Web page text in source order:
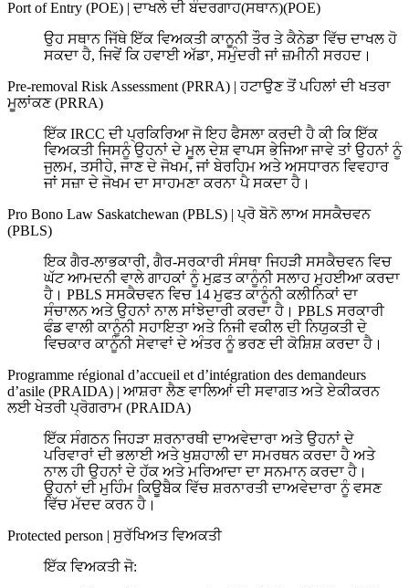
Port of Entry (POE) | ਦਾਖਲੇ ਦੀ ਬੰਦਰਗਾਹ(ਸਥਾਨ)(POE)
ਉਹ ਸਥਾਨ ਜਿੱਥੇ ਇੱਕ ਵਿਅਕਤੀ ਕਾਨੂਨੀ ਤੌਰ ਤੇ ਕੈਨੇਡਾ ਵਿੱਚ ਦਾਖਲ ਹੋ
ਸਕਦਾ ਹੈ, ਜਿਵੇਂ ਕਿ ਹਵਾਈ ਅੱਡਾ, ਸਮੁੰਦਰੀ ਜਾਂ ਜ਼ਮੀਨੀ ਸਰਹਦ।
Pre-removal Risk Assessment (PRRA) | ਹਟਾਉਣ ਤੋਂ ਪਹਿਲਾਂ ਦੀ ਖਤਰਾ
ਮੂਲਾਂਕਣ (PRRA)
ਇੱਕ IRCC ਦੀ ਪ੍ਰਕਿਰਿਆ ਜੋ ਇਹ ਫੈਸਲਾ ਕਰਦੀ ਹੈ ਕੀ ਕਿ ਇੱਕ
ਵਿਅਕਤੀ ਜਿਸਨੂੰ ਉਹਨਾਂ ਦੇ ਮੂਲ ਦੇਸ਼ ਵਾਪਸ ਭੇਜਿਆ ਜਾਵੇ ਤਾਂ ਉਹਨਾਂ ਨੂੰ
ਜੁਲਮ, ਤਸੀਹੇ, ਜਾਣ ਦੇ ਜੋਖਮ, ਜਾਂ ਬੇਰਹਿਮ ਅਤੇ ਅਸਧਾਰਨ ਵਿਵਹਾਰ
ਜਾਂ ਸਜ਼ਾ ਦੇ ਜੋਖਮ ਦਾ ਸਾਹਮਣਾ ਕਰਨਾ ਪੈ ਸਕਦਾ ਹੈ।
Pro Bono Law Saskatchewan (PBLS) | ਪ੍ਰੋ ਬੋਨੋ ਲਾਅ ਸਸਕੈਚਵਨ
(PBLS)
ਇਕ ਗੈਰ-ਲਾਭਕਾਰੀ, ਗੈਰ-ਸਰਕਾਰੀ ਸੰਸਥਾ ਜਿਹੜੀ ਸਸਕੈਚਵਨ ਵਿਚ
ਘੱਟ ਆਮਦਨੀ ਵਾਲੇ ਗਾਹਕਾਂ ਨੂੰ ਮੁਫ਼ਤ ਕਾਨੂੰਨੀ ਸਲਾਹ ਮੁਹਈਆ ਕਰਦਾ
ਹੈ। PBLS ਸਸਕੈਚਵਨ ਵਿਚ 14 ਮੁਫਤ ਕਾਨੂੰਨੀ ਕਲੀਨਿਕਾਂ ਦਾ
ਸੰਚਾਲਨ ਅਤੇ ਉਹਨਾਂ ਨਾਲ ਸਾਂਝੇਦਾਰੀ ਕਰਦਾ ਹੈ। PBLS ਸਰਕਾਰੀ
ਫੰਡ ਵਾਲੀ ਕਾਨੂੰਨੀ ਸਹਾਇਤਾ ਅਤੇ ਨਿਜੀ ਵਕੀਲ ਦੀ ਨਿਯੁਕਤੀ ਦੇ
ਵਿਚਕਾਰ ਕਾਨੂੰਨੀ ਸੇਵਾਵਾਂ ਦੇ ਅੰਤਰ ਨੂੰ ਭਰਣ ਦੀ ਕੋਸ਼ਿਸ਼ ਕਰਦਾ ਹੈ।
Programme régional d’accueil et d’intégration des demandeurs
d’asile (PRAIDA) | ਆਸ਼ਰਾ ਲੈਣ ਵਾਲਿਆਂ ਦੀ ਸਵਾਗਤ ਅਤੇ ਏਕੀਕਰਨ
ਲਈ ਖੇਤਰੀ ਪ੍ਰੋਗਰਾਮ (PRAIDA)
ਇੱਕ ਸੰਗਠਨ ਜਿਹੜਾ ਸ਼ਰਨਾਰਥੀ ਦਾਅਵੇਦਾਰਾ ਅਤੇ ਉਹਨਾਂ ਦੇ
ਪਰਿਵਾਰਾਂ ਦੀ ਭਲਾਈ ਅਤੇ ਖੁਸ਼ਹਾਲੀ ਦਾ ਸਮਰਥਨ ਕਰਦਾ ਹੈ ਅਤੇ
ਨਾਲ ਹੀ ਉਹਨਾਂ ਦੇ ਹੱਕ ਅਤੇ ਮਰਿਆਦਾ ਦਾ ਸਨਮਾਨ ਕਰਦਾ ਹੈ।
ਉਹਨਾਂ ਦੀ ਮੁਹਿੰਮ ਕਿਊਬੈਕ ਵਿੱਚ ਸ਼ਰਨਾਰਤੀ ਦਾਅਵੇਦਾਰਾ ਨੂੰ ਵਸਣ
ਵਿੱਚ ਮੱਦਦ ਕਰਨ ਹੈ।
Protected person | ਸੁਰੱਖਿਅਤ ਵਿਅਕਤੀ
ਇੱਕ ਵਿਅਕਤੀ ਜੋ: